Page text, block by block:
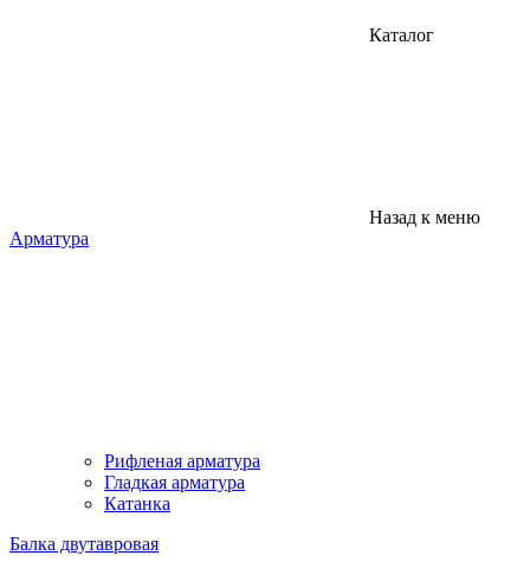
Каталог
Назад к меню
Арматура
Рифленая арматура
Гладкая арматура
Катанка
Балка двутавровая